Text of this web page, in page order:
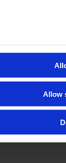
Allow
PROFI